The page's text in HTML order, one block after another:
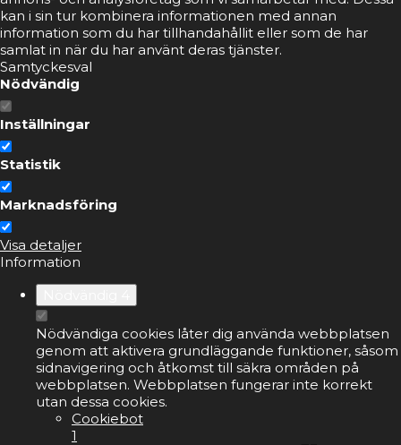
kan i sin tur kombinera informationen med annan
information som du har tillhandahållit eller som de har
samlat in när du har använt deras tjänster.
Samtyckesval
Nödvändig
Inställningar
Statistik
Marknadsföring
Visa detaljer
Information
Nödvändiga cookies låter dig använda webbplatsen
genom att aktivera grundläggande funktioner, såsom
sidnavigering och åtkomst till säkra områden på
webbplatsen. Webbplatsen fungerar inte korrekt
utan dessa cookies.
Cookiebot
1